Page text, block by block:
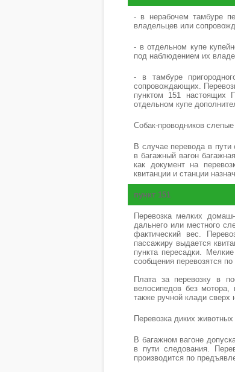
- в нерабочем тамбуре
владельцев или
- в отдельном купе
под наблюдением их
- в тамбуре
сопровождающих.
пунктом 151 настоящих
отдельном купе
Собак-проводников
В случае перевода в пути
в багажный вагон
как документ на
квитанции и станции
пункт 151
Перевозка мелких
дальнего или местного
фактический вес.
пассажиру выдается
пункта пересадки.
сообщения перевозятся
Плата за перевозку в
велосипедов без мотора,
также ручной клади сверх
Перевозка диких
В багажном вагоне
в пути следования.
производится по